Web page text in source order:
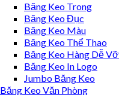
Băng Keo Trong
Băng Keo Đục
Băng Keo Màu
Băng Keo Thể Thao
Băng Keo Hàng Dễ Vỡ
Băng Keo In Logo
Jumbo Băng Keo
Băng Keo Văn Phòng